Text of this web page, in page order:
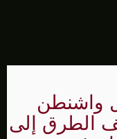
واشنطن
الطرق إلى